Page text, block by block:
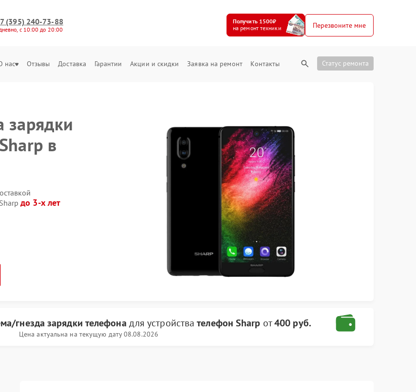
(395) 240-73-88
с 10:00 до 20:00
Получить 1500₽
на ремонт техники
Перезвоните мне
нас Отзывы Доставка Гарантии Акции и скидки Заявка на ремонт Контакты Статус ремонта
зарядки
в
до 3-х лет
гнезда зарядки телефона для устройствателефон Sharp от400 руб.
Цена актуальна на текущую дату 08.08.2026